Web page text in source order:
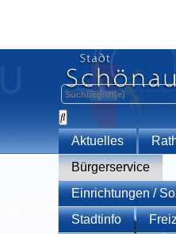
Aktuelles
Bürgerservice
Einrichtungen /
Stadtinfo